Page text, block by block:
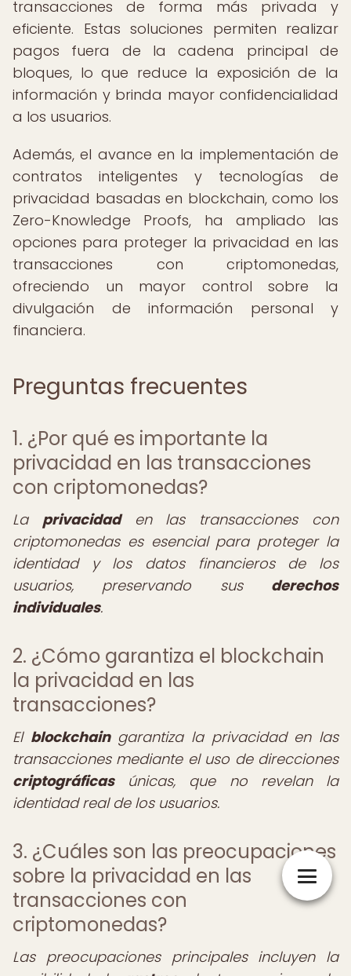
transacciones de forma más privada y
eficiente. Estas soluciones permiten realizar
pagos fuera de la cadena principal de
bloques, lo que reduce la exposición de la
información y brinda mayor confidencialidad
a los usuarios.
Además, el avance en la implementación de
contratos inteligentes y tecnologías de
privacidad basadas en blockchain, como los
Zero-Knowledge Proofs, ha ampliado las
opciones para proteger la privacidad en las
transacciones con criptomonedas,
ofreciendo un mayor control sobre la
divulgación de información personal y
financiera.
Preguntas frecuentes
1. ¿Por qué es importante la
privacidad en las transacciones
con criptomonedas?
La privacidaden las transacciones con
criptomonedas es esencial para proteger la
identidad y los datos financieros de los
usuarios, preservando sus derechos
individuales.
2. ¿Cómo garantiza el blockchain
la privacidad en las
transacciones?
El blockchaingarantiza la privacidad en las
transacciones mediante el uso de direcciones
criptográficasúnicas, que no revelan la
identidad real de los usuarios.
3. ¿Cuáles son las preocupaciones
sobre la privacidad en las
transacciones con
criptomonedas?
Las preocupaciones principales incluyen la